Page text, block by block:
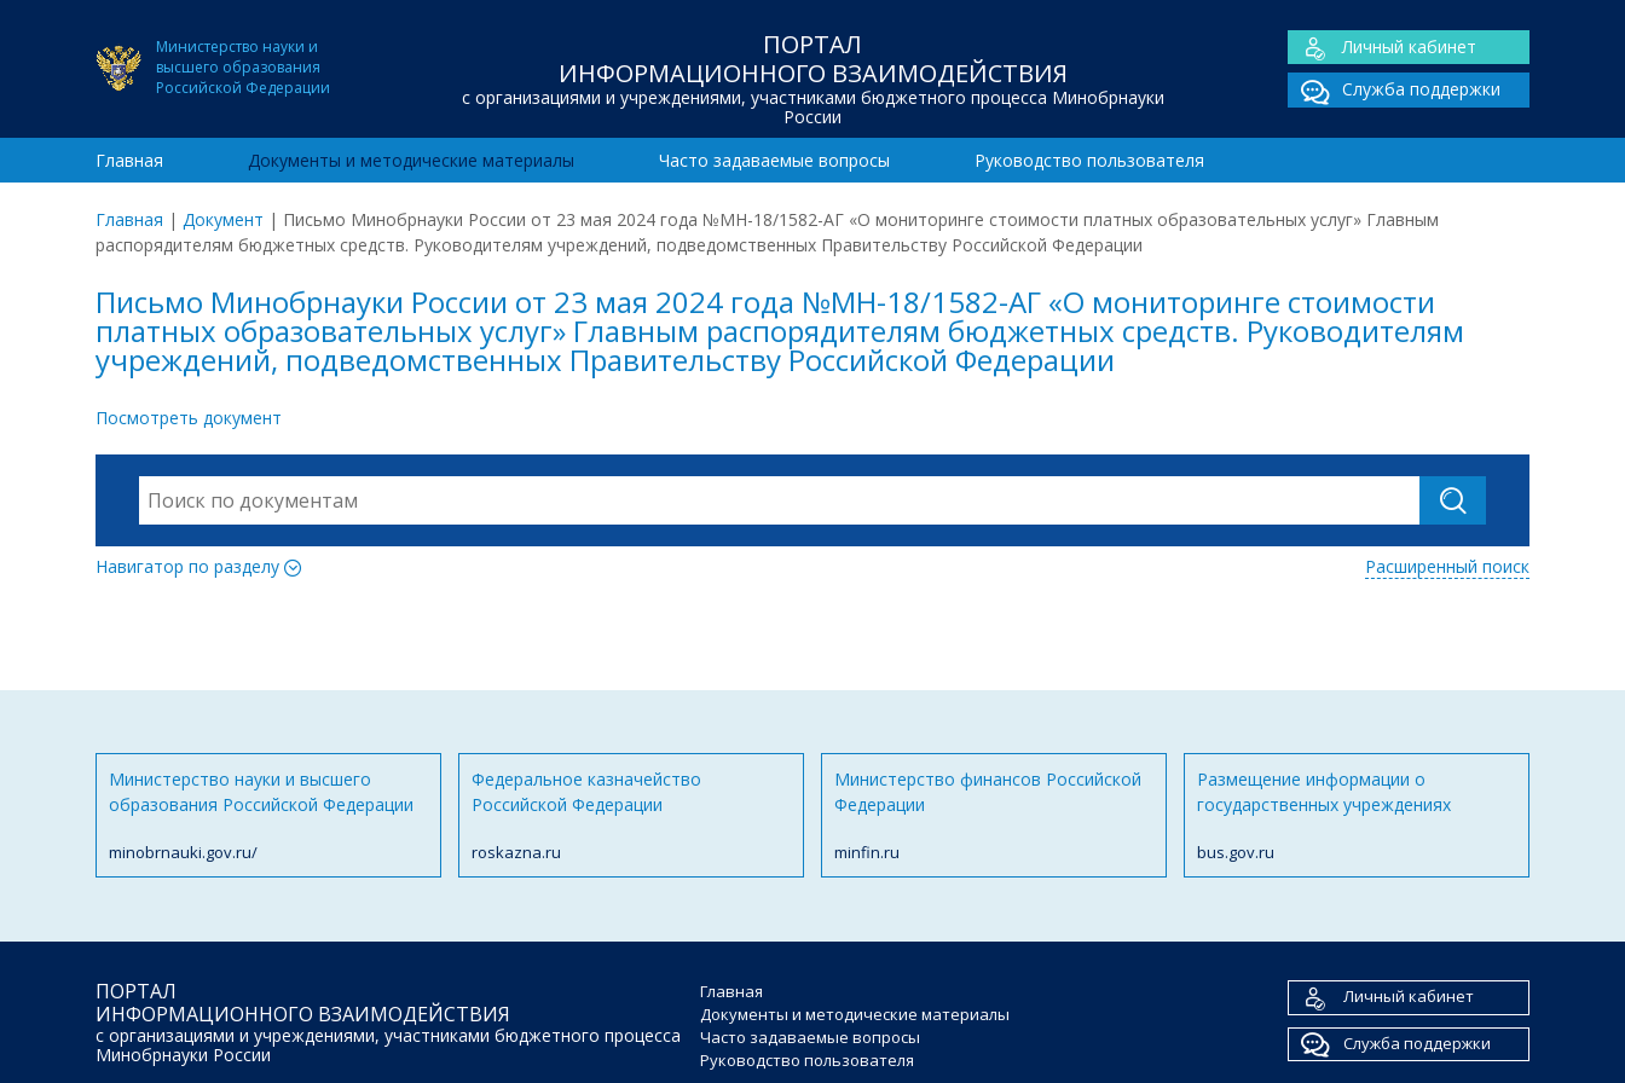
Министерство науки и
высшего образования
Российской Федерации
ПОРТАЛ
ИНФОРМАЦИОННОГО ВЗАИМОДЕЙСТВИЯ
с организациями и учреждениями, участниками бюджетного процесса Минобрнауки
России
Личный кабинет
Служба поддержки
Главная Документы и методические материалы Часто задаваемые вопросы Руководство пользователя
Главная | Документ | Письмо Минобрнауки России от 23 мая 2024 года №МН-18/1582-АГ «О мониторинге стоимости платных образовательных услуг» Главным
распорядителям бюджетных средств. Руководителям учреждений, подведомственных Правительству Российской Федерации
Письмо Минобрнауки России от 23 мая 2024 года №МН-18/1582-АГ «О мониторинге стоимости
платных образовательных услуг» Главным распорядителям бюджетных средств. Руководителям
учреждений, подведомственных Правительству Российской Федерации
Посмотреть документ
Навигатор по разделу Расширенный поиск
Министерство науки и высшего
образования Российской Федерации
minobrnauki.gov.ru/
Федеральное казначейство
Российской Федерации
roskazna.ru
Министерство финансов Российской
Федерации
minfin.ru
Размещение информации о
государственных учреждениях
bus.gov.ru
ПОРТАЛ
ИНФОРМАЦИОННОГО ВЗАИМОДЕЙСТВИЯ
с организациями и учреждениями, участниками бюджетного процесса
Минобрнауки России
Главная
Документы и методические материалы
Часто задаваемые вопросы
Руководство пользователя
Личный кабинет
Служба поддержки